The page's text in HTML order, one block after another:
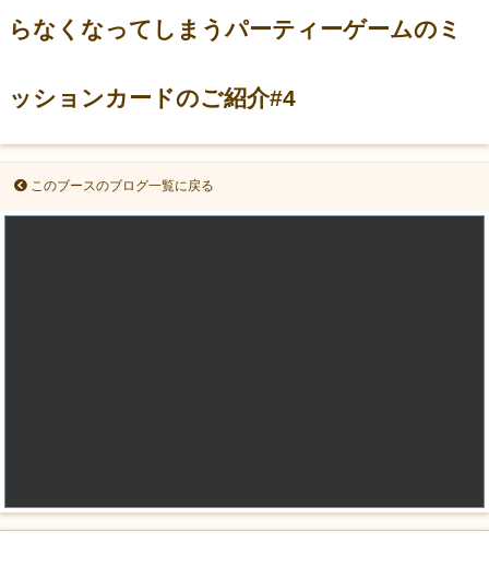
らなくなってしまうパーティーゲームのミ
ッションカードのご紹介#4
このブースのブログ一覧に戻る